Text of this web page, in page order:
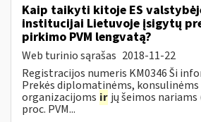
Kaip taikyti kitoje ES
institucijai Lietuvoje įsigytų
pirkimo PVM lengvatą?
Web turinio sąrašas 2018-11-22
Registracijos numeris KM0346 Ši
Prekės diplomatinėms,
organizacijoms ir jų šeimos
proc. PVM...